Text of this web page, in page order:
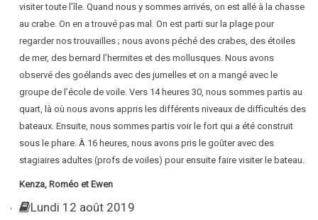
visiter toute l’île. Quand nous y sommes arrivés, on est allé à la chasse
au crabe. On en a trouvé pas mal. On est parti sur la plage pour
regarder nos trouvailles ; nous avons péché des crabes, des étoiles
de mer, des bernard l’hermites et des mollusques. Nous avons
observé des goélands avec des jumelles et on a mangé avec le
groupe de l’école de voile. Vers 14 heures 30, nous sommes partis au
quart, là où nous avons appris les différents niveaux de difficultés des
bateaux. Ensuite, nous sommes partis voir le fort qui a été construit
sous le phare. À 16 heures, nous avons pris le goûter avec des
stagiaires adultes (profs de voiles) pour ensuite faire visiter le bateau.
Kenza, Roméo et Ewen
Lundi 12 août 2019